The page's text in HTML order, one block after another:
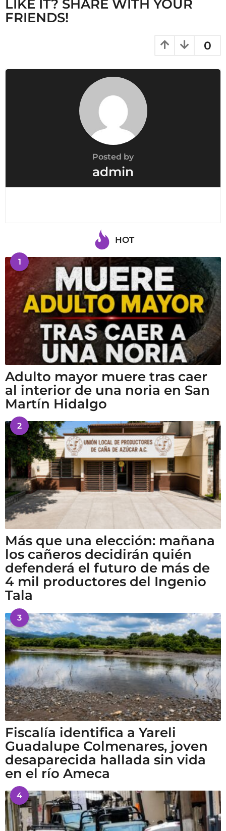
n
LIKE IT? SHARE WITH YOUR
FRIENDS!
0
Posted by
admin
HOT
1
Adulto mayor muere tras caer
al interior de una noria en San
Martín Hidalgo
2
Más que una elección: mañana
los cañeros decidirán quién
defenderá el futuro de más de
4 mil productores del Ingenio
Tala
3
Fiscalía identifica a Yareli
Guadalupe Colmenares, joven
desaparecida hallada sin vida
en el río Ameca
4